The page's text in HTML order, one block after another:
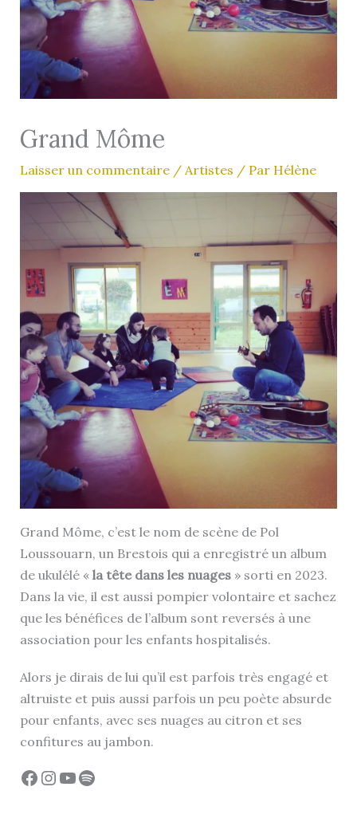
Grand Môme
Laisser un commentaire / Artistes / Par Hélène
Grand Môme, c’est le nom de scène de Pol
Loussouarn, un Brestois qui a enregistré un album
de ukulélé « la tête dans les nuages» sorti en 2023.
Dans la vie, il est aussi pompier volontaire et sachez
que les bénéfices de l’album sont reversés à une
association pour les enfants hospitalisés.
Alors je dirais de lui qu’il est parfois très engagé et
altruiste et puis aussi parfois un peu poète absurde
pour enfants, avec ses nuages au citron et ses
confitures au jambon.
Facebook
Instagram
YouTube
Spotify